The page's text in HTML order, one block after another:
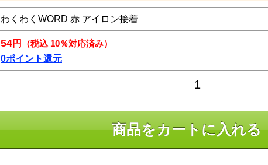
わくわくWORD 赤 アイロン接着
54円
（税込 10％対応済み）
0ポイント還元